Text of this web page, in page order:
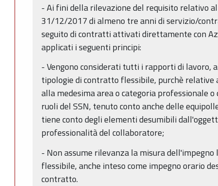
- Ai fini della rilevazione del requisito relativo
31/12/2017 di almeno tre anni di servizio/
seguito di contratti attivati direttamente con
applicati i seguenti principi:
- Vengono considerati tutti i rapporti di lavoro,
tipologie di contratto flessibile, purchè
alla medesima area o categoria professionale
ruoli del SSN, tenuto conto anche delle
tiene conto degli elementi desumibili
professionalità del collaboratore;
- Non assume rilevanza la misura
flessibile, anche inteso come impegno orario
contratto.